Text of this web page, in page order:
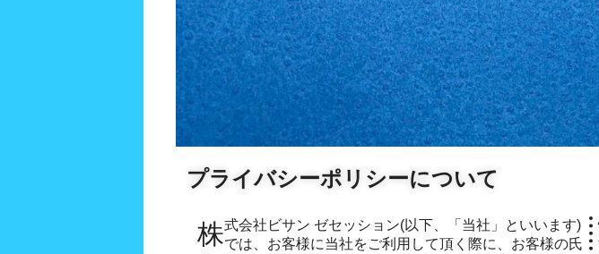
プライバシーポリシーについて
株式会社ビサン ゼセッション(以下、「当社」といいます)では、お客様に当社をご利用して頂く際に、お客様の氏
情報(以下「個人情報」といいます)を開示していただきます。 当社は、個人情報保護法の趣旨のもと、このプライバ